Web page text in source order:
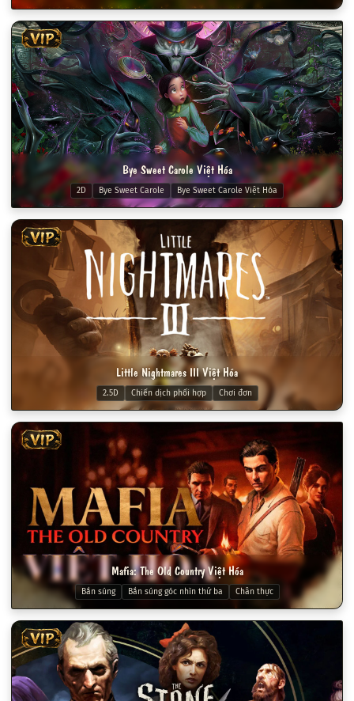
VIP
Bye Sweet Carole Việt Hóa
2D Bye Sweet Carole Bye Sweet Carole Việt Hóa
VIP
Little Nightmares III Việt Hóa
2.5D Chiến dịch phối hợp Chơi đơn
VIP
Mafia: The Old Country Việt Hóa
Bắn súng Bắn súng góc nhìn thứ ba Chân thực
VIP